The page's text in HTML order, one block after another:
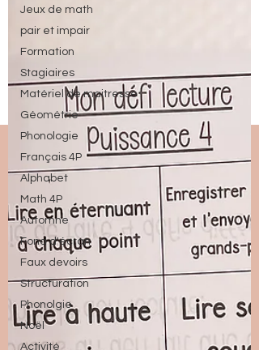
Jeux de math
pair et impair
Formation
Stagiaires
Matériel de maitresse
Géométrie
Phonologie
Français 4P
Alphabet
Math 4P
Automne
Fond d'écran
Faux devoirs
Structuration
Phonolgie
Noël
Activité